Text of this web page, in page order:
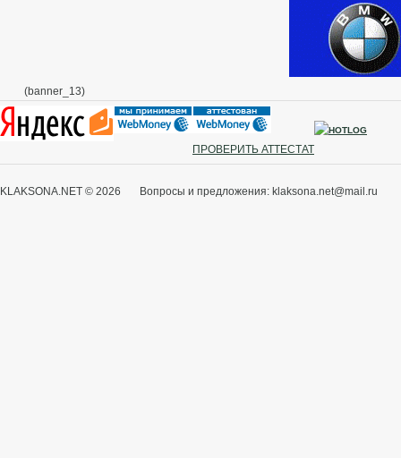
(banner_13)
ПРОВЕРИТЬ АТТЕСТАТ
KLAKSONA.NET © 2026 Вопросы и предложения: klaksona.net@mail.ru